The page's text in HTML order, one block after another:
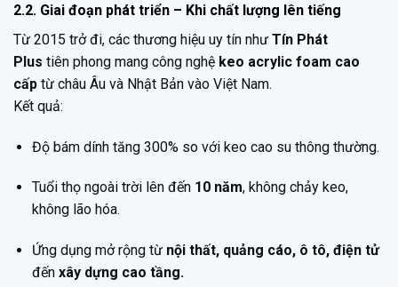
2.2. Giai đoạn phát triển – Khi chất lượng lên tiếng
Từ 2015 trở đi, các thương hiệu uy tín như Tín Phát
Plus tiên phong mang công nghệ keo acrylic foam cao
cấp từ châu Âu và Nhật Bản vào Việt Nam.
Kết quả:
Độ bám dính tăng 300% so với keo cao su thông thường.
Tuổi thọ ngoài trời lên đến 10 năm, không chảy keo,
không lão hóa.
Ứng dụng mở rộng từ nội thất, quảng cáo, ô tô, điện tử
đến xây dựng cao tầng.